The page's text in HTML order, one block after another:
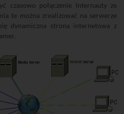
czasowo połączenie Internauty ze
te można zrealizować na serwerze
dynamiczna strona internetowa z